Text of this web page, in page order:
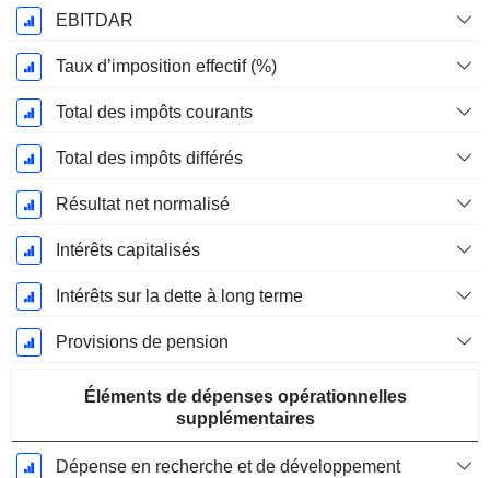
EBITDAR
Taux d’imposition effectif (%)
Total des impôts courants
Total des impôts différés
Résultat net normalisé
Intérêts capitalisés
Intérêts sur la dette à long terme
Provisions de pension
Éléments de dépenses opérationnelles
supplémentaires
Dépense en recherche et de développement